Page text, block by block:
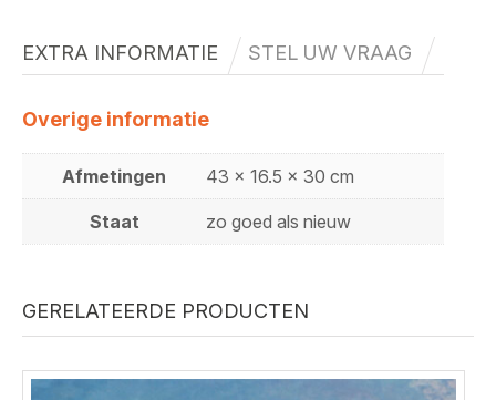
EXTRA INFORMATIE STEL UW VRAAG
Overige informatie
Afmetingen 43 x 16.5 x 30 cm
Staat zo goed als nieuw
GERELATEERDE PRODUCTEN